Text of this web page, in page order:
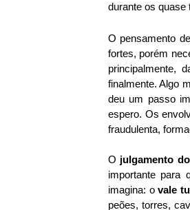
durante os quase
O pensamento
fortes, porém
principalmente,
finalmente. Algo
deu um passo
espero. Os
fraudulenta,
O julgamento
importante para
imagina: o vale
peões, torres,